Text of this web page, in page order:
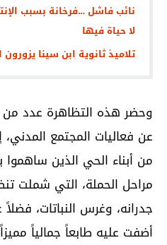
نائب فاشل …فرخانة بسبب
لا حياة فيها
تلاميذ ثانوية ابن سينا يزورون
وحضر هذه التظاهرة عدد من
عن فعاليات المجتمع
من أبناء الحي الذين
مراحل الحملة، التي شملت
جدرانه، وغرس النباتات،
أضفت عليه طابعاً جمالياً